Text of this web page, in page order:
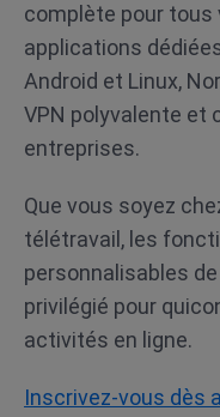
complète pour tous
applications
Android et Linux,
VPN polyvalente et
entreprises.
Que vous soyez
télétravail, les
personnalisables
privilégié pour
activités en ligne.
Inscrivez-vous dès